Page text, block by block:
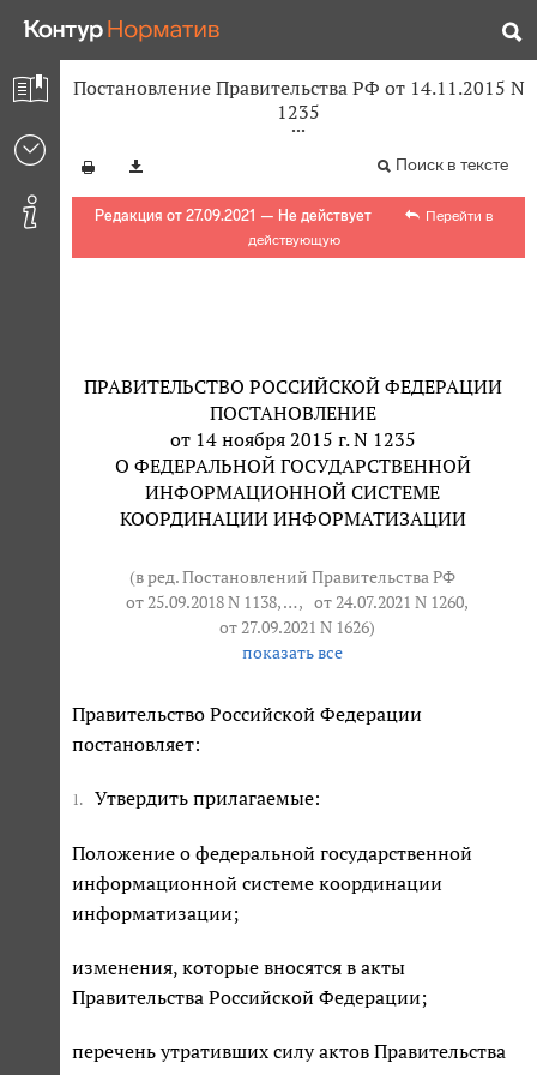
Постановление Правительства РФ от 14.11.2015 N
1235
Поиск в тексте
Редакция от 27.09.2021 — Не действует
Перейти в
действующую
ПРАВИТЕЛЬСТВО РОССИЙСКОЙ ФЕДЕРАЦИИ
ПОСТАНОВЛЕНИЕ
от 14 ноября 2015 г. N 1235
О ФЕДЕРАЛЬНОЙ ГОСУДАРСТВЕННОЙ
ИНФОРМАЦИОННОЙ СИСТЕМЕ
КООРДИНАЦИИ ИНФОРМАТИЗАЦИИ
(в ред. Постановлений Правительства РФ
от 25.09.2018 N 1138, … , от 24.07.2021 N 1260,
от 27.09.2021 N 1626)
показать все
Правительство Российской Федерации
постановляет:
1. Утвердить прилагаемые:
Положение о федеральной государственной
информационной системе координации
информатизации;
изменения, которые вносятся в акты
Правительства Российской Федерации;
перечень утративших силу актов Правительства